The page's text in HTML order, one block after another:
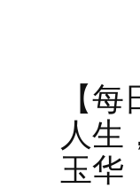
【
人生
玉华